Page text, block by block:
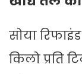
सोया
किलो प्रति